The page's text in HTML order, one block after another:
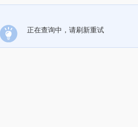
正在查询中，请刷新重试